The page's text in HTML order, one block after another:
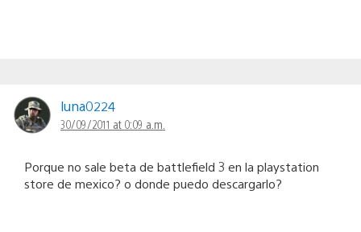
luna0224
30/09/2011 at 0:09 a.m.
Porque no sale beta de battlefield 3 en la playstation
store de mexico? o donde puedo descargarlo?